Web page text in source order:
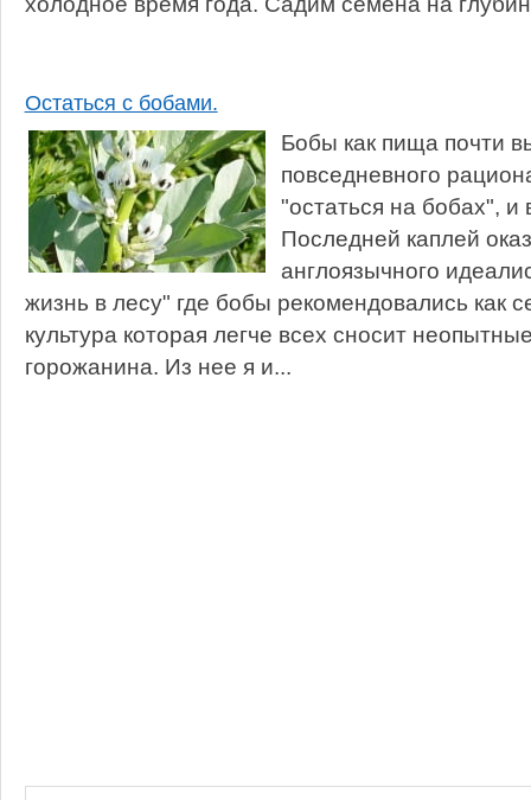
Остаться с бобами.
Бобы как пища почти
повседневного
"остаться на бобах",
Последней каплей
англоязычного
жизнь в лесу" где бобы рекомендовались как
культура которая легче всех сносит
горожанина. Из нее я и...